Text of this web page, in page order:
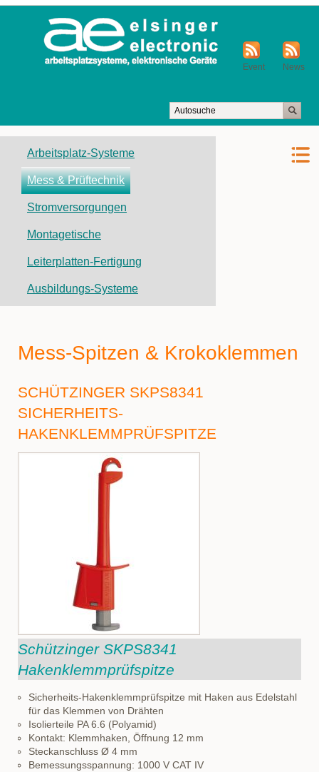
News
Event
überspringen
Arbeitsplatz-Systeme
Mess & Prüftechnik
Stromversorgungen
Montagetische
Leiterplatten-Fertigung
Ausbildungs-Systeme
Mess-Spitzen & Krokoklemmen
SCHÜTZINGER SKPS8341
SICHERHEITS-
HAKENKLEMMPRÜFSPITZE
Schützinger SKPS8341
Hakenklemmprüfspitze
Sicherheits-Hakenklemmprüfspitze mit Haken aus Edelstahl
für das Klemmen von Drähten
Isolierteile PA 6.6 (Polyamid)
Kontakt: Klemmhaken, Öffnung 12 mm
Steckanschluss Ø 4 mm
Bemessungsspannung: 1000 V CAT IV